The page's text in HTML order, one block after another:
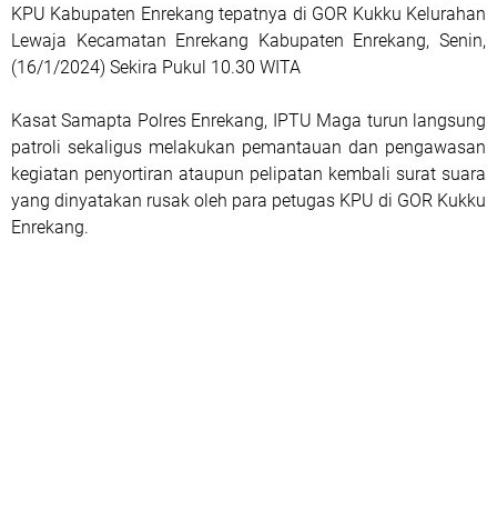
KPU Kabupaten Enrekang tepatnya di GOR Kukku Kelurahan
Lewaja Kecamatan Enrekang Kabupaten Enrekang, Senin,
(16/1/2024) Sekira Pukul 10.30 WITA
Kasat Samapta Polres Enrekang, IPTU Maga turun langsung
patroli sekaligus melakukan pemantauan dan pengawasan
kegiatan penyortiran ataupun pelipatan kembali surat suara
yang dinyatakan rusak oleh para petugas KPU di GOR Kukku
Enrekang.